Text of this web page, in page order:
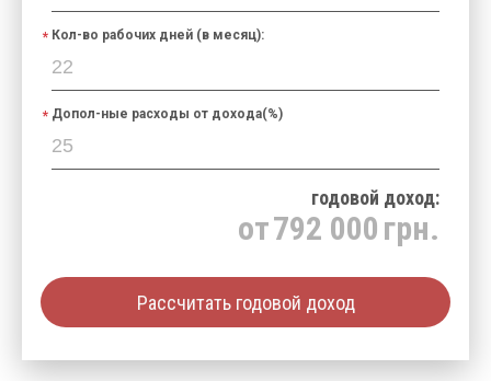
Кол-во рабочих дней (в месяц):
Допол-ные расходы от дохода(%)
годовой доход:
от792 000 грн.
Рассчитать годовой доход